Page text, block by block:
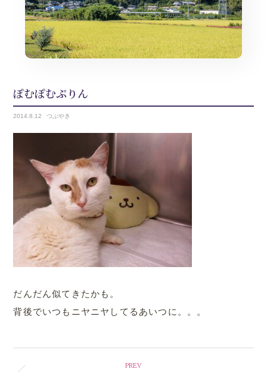
ぽむぽむぷりん
2014.8.12 つぶやき
だんだん似てきたかも。
背後でいつもニヤニヤしてるあいつに。。。
PREV